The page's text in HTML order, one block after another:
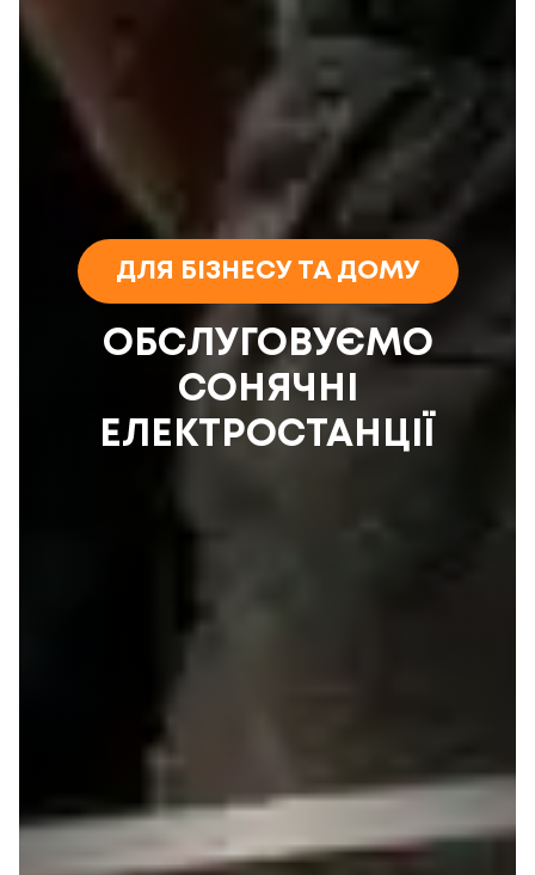
ДЛЯ БІЗНЕСУ ТА ДОМУ
ОБСЛУГОВУЄМО
СОНЯЧНІ
ЕЛЕКТРОСТАНЦІЇ